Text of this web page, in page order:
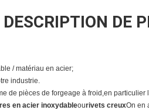
DESCRIPTION DE
/ matériau en acier;
industrie.
de pièces de forgeage à froid,en
en acier inoxydableourivets creuxOn en